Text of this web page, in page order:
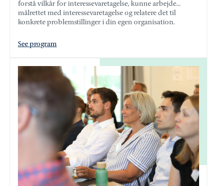
forstå vilkår for interessevaretagelse, kunne arbejde
målrettet med interessevaretagelse og relatere det til
konkrete problemstillinger i din egen organisation.
See program